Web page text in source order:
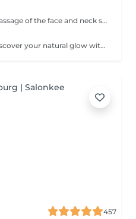
Unlock your skin's potential! Massage of the face and neck stimulate blood circulation, promote relaxation, and improve the appearance of the skin. It represents rejuvenating treatment that can help you achieve a more youthful, glowing complexion. Age restrictions: recommended to do from 20 years. Post procedure recommendations: there are no post recommendations after these procedures. Frequency: for the constant result recommended to do 8-10 times, once in 1 week.
Myoplastic face massage - rediscover your natural glow with the deeply rejuvenating myoplastic face massage. This unique technique works not only on the surface of your skin but also on the deeper layers of muscles and fascia. Through precise, sculpting movements, it releases tension, improves circulation, and restores elasticity. The result? A lifted, defined, and radiant look that feels as refreshing as it appears. Every session is like a reset for your face leaving you looking youthful, relaxed, and glowing with vitality. Express face massage is designed for those who value their time while expecting visible, refined results. This 30-minute lifting massage focuses on precise muscle stimulation to restore facial tone, improve skin firmness, and redefine the natural facial contour. The treatment helps reduce visible signs of fatigue while stimulating microcirculation, allowing the skin to regain a fresh, radiant, and naturally healthy glow. Perfect as an additional boost to your body massage for complete relaxation and rejuvenation. Important: This treatment is available only as an add-on to any body massage and cannot be booked as a standalone service.
457